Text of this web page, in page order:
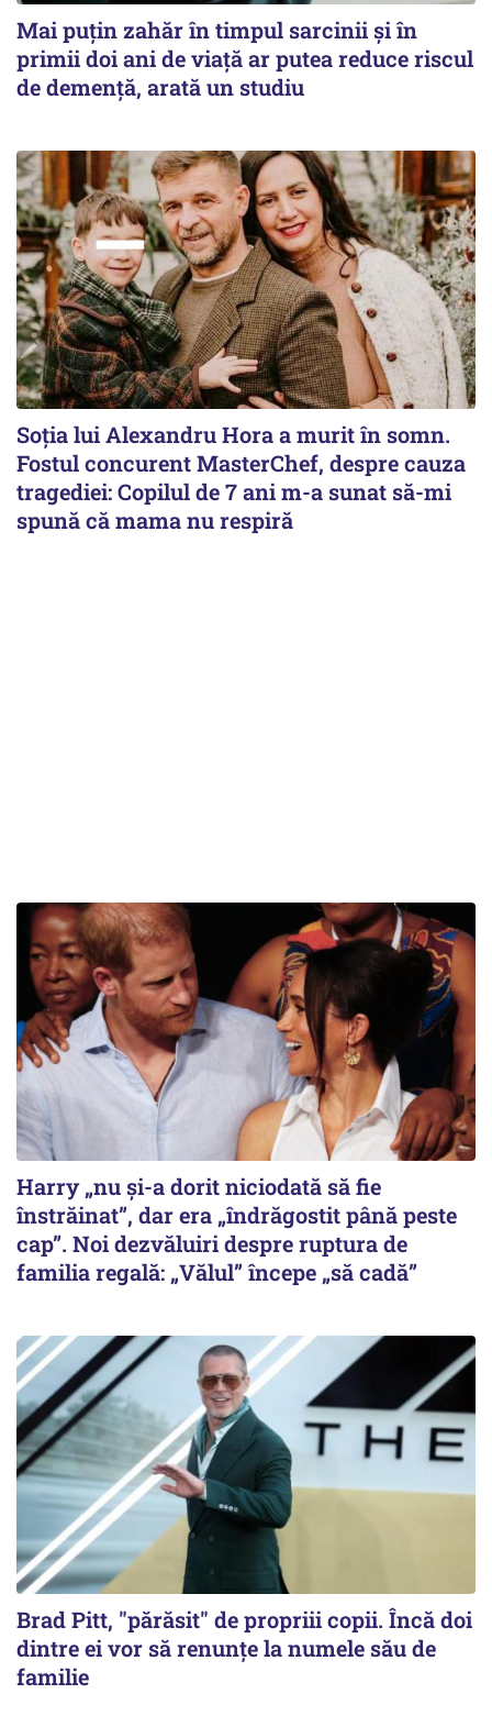
Mai puțin zahăr în timpul sarcinii și în
primii doi ani de viață ar putea reduce riscul
de demență, arată un studiu
Soția lui Alexandru Hora a murit în somn.
Fostul concurent MasterChef, despre cauza
tragediei: Copilul de 7 ani m-a sunat să-mi
spună că mama nu respiră
Harry „nu și-a dorit niciodată să fie
înstrăinat”, dar era „îndrăgostit până peste
cap”. Noi dezvăluiri despre ruptura de
familia regală: „Vălul” începe „să cadă”
Brad Pitt, "părăsit" de propriii copii. Încă doi
dintre ei vor să renunțe la numele său de
familie